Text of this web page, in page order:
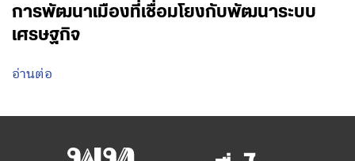
การพัฒนาเมืองที่เชื่อมโยงกับพัฒนาระบบ
เศรษฐกิจ
อ่านต่อ